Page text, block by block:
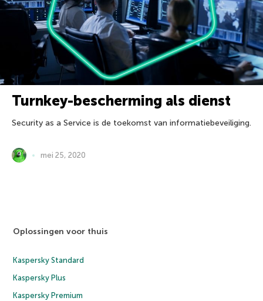
Turnkey-bescherming als dienst
Security as a Service is de toekomst van informatiebeveiliging.
mei 25, 2020
Oplossingen voor thuis
Kaspersky Standard
Kaspersky Plus
Kaspersky Premium